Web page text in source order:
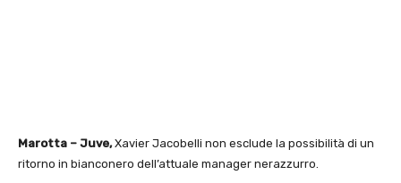
Marotta – Juve,Xavier Jacobelli non esclude la possibilità di un
ritorno in bianconero dell’attuale manager nerazzurro.